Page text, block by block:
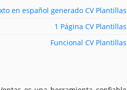
en español generado CV Plantillas
1 Página CV Plantillas
Funcional CV Plantillas